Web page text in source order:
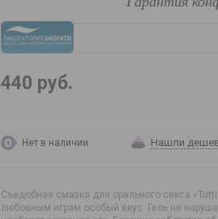
440 руб.
Нет в наличии Нашли
Съедобная смазка для орального секса
любовным играм особый вкус. Гель не